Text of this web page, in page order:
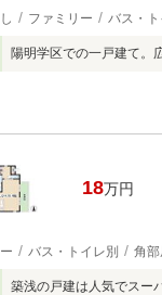
ファミリー バス・ト
陽明学区での一戸建て。
18万円
バス・トイレ別 角部
築浅の戸建は人気でスー